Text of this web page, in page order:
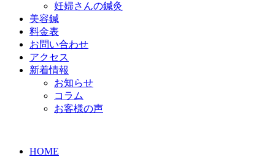
妊婦さんの鍼灸
美容鍼
料金表
お問い合わせ
アクセス
新着情報
お知らせ
コラム
お客様の声
HOME